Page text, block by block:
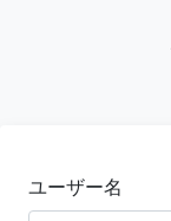
ユーザー名